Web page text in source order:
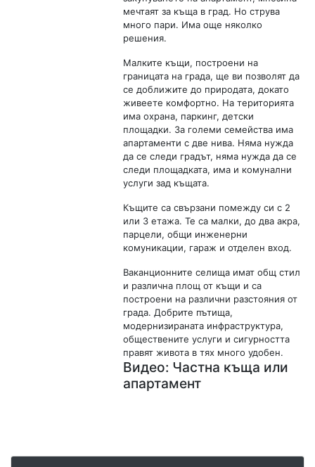
мечтаят за къща в град. Но струва
много пари. Има още няколко
решения.
Малките къщи, построени на
границата на града, ще ви позволят да
се доближите до природата, докато
живеете комфортно. На територията
има охрана, паркинг, детски
площадки. За големи семейства има
апартаменти с две нива. Няма нужда
да се следи градът, няма нужда да се
следи площадката, има и комунални
услуги зад къщата.
Къщите са свързани помежду си с 2
или 3 етажа. Те са малки, до два акра,
парцели, общи инженерни
комуникации, гараж и отделен вход.
Ваканционните селища имат общ стил
и различна площ от къщи и са
построени на различни разстояния от
града. Добрите пътища,
модернизираната инфраструктура,
обществените услуги и сигурността
правят живота в тях много удобен.
Видео: Частна къща или
апартамент